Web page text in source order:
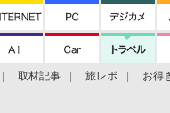
取材記事 旅レポ お得